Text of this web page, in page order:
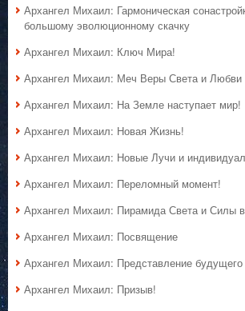
Архангел Михаил: Гармоническая
большому эволюционному скачку
Архангел Михаил: Ключ Мира!
Архангел Михаил: Меч Веры Света и Любви
Архангел Михаил: На Земле наступает мир!
Архангел Михаил: Новая Жизнь!
Архангел Михаил: Новые Лучи и
Архангел Михаил: Переломный момент!
Архангел Михаил: Пирамида Света и Силы
Архангел Михаил: Посвящение
Архангел Михаил: Представление будущего
Архангел Михаил: Призыв!